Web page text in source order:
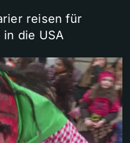
reisen für
die USA